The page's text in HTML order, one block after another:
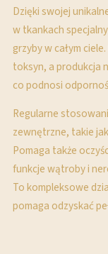
Dzięki swojej
w tkankach
grzyby w całym
toksyn, a produkcja
co podnosi
Regularne
zewnętrzne, takie
Pomaga także
funkcje wątroby i
To kompleksowe
pomaga odzyskać